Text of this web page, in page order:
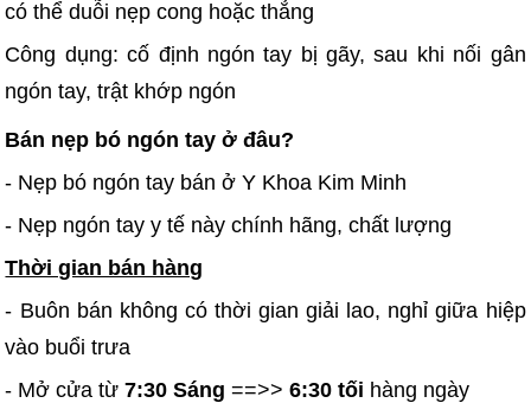
có thể duỗi nẹp cong hoặc thẳng
Công dụng: cố định ngón tay bị gãy, sau khi nối gân
ngón tay, trật khớp ngón
Bán nẹp bó ngón tay ở đâu?
- Nẹp bó ngón tay bán ở Y Khoa Kim Minh
- Nẹp ngón tay y tế này chính hãng, chất lượng
Thời gian bán hàng
- Buôn bán không có thời gian giải lao, nghỉ giữa hiệp
vào buổi trưa
- Mở cửa từ7:30 Sáng ==>> 6:30 tối hàng ngày